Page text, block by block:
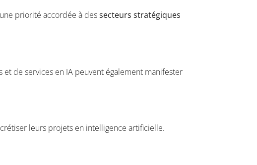
priorité accordée à dessecteurs stratégiques
de services en IA peuvent également manifester
leurs projets en intelligence artificielle.